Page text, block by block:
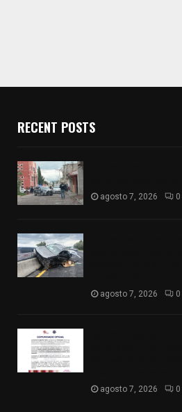
RECENT POSTS
agosto 7, 2026 0
agosto 7, 2026 0
agosto 7, 2026 0